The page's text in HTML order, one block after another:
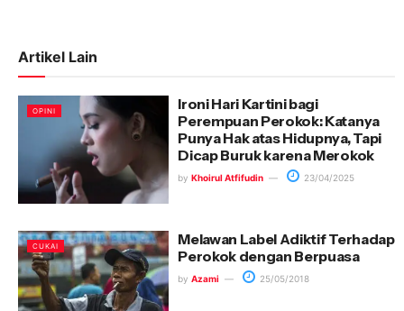
Artikel Lain
OPINI
Ironi Hari Kartini bagi
Perempuan Perokok: Katanya
Punya Hak atas Hidupnya, Tapi
Dicap Buruk karena Merokok
by Khoirul Atfifudin 23/04/2025
CUKAI
Melawan Label Adiktif Terhadap
Perokok dengan Berpuasa
by Azami 25/05/2018